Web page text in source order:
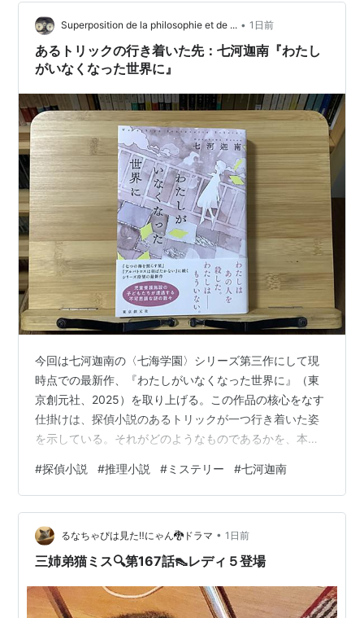
と一緒その住所に行ってみるぜ。 なんかすげぇ山奥の崖
に囲まれた空間でした。 なんやかんやあってやばい奴ら
が大集合だワイワイして拘束されちゃいました。 ほんで
言われました…
Superposition de la philosophie et de ... • 1日前
あるトリックの行き着いた先：七河迦南『わたし
がいなくなった世界に』
今回は七河迦南の〈七海学園〉シリーズ第三作にして現
時点での最新作、『わたしがいなくなった世界に』（東
京創元社、2025）を取り上げる。この作品の核心をなす
仕掛けは、探偵小説のあるトリックが一つ行き着いた姿
を示している。それがどのようなものであるかを、本記
る。また第２節以降はギルバート・キース・チェスタト
ン『ブラウン神父の無心』の所収短編にも触れるので注
意されたい。】
#探偵小説 #推理小説 #ミステリー #七河迦南
るなちゃぴは見た‼️にゃん🐉ドラマ • 1日前
三姉弟猫ミス🔍️第167話👠レディ５登場